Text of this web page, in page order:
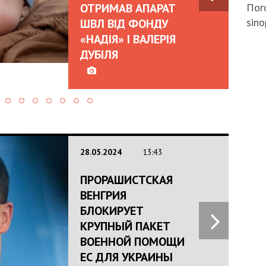
ОТРИМАВ АПАРАТ
ШВЛ ВІД ФОНДУ
«НАДІЯ» І ВАЛЕРІЯ
ДУБІЛЯ
28.05.2024 13:43
ПРОРАШИСТСКАЯ
ВЕНГРИЯ
БЛОКИРУЕТ
КРУПНЫЙ ПАКЕТ
ВОЕННОЙ ПОМОЩИ
ЕС ДЛЯ УКРАИНЫ